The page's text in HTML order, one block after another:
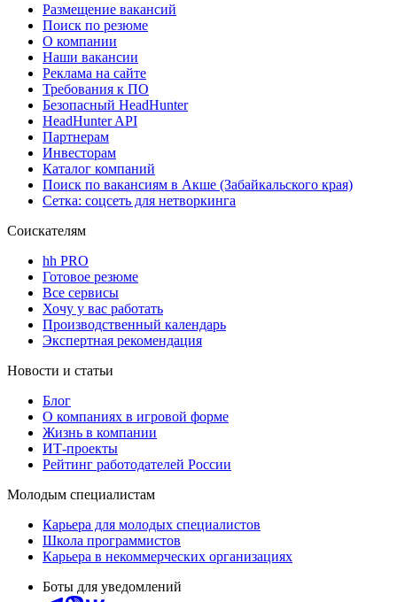
Размещение вакансий
Поиск по резюме
О компании
Наши вакансии
Реклама на сайте
Требования к ПО
Безопасный HeadHunter
HeadHunter API
Партнерам
Инвесторам
Каталог компаний
Поиск по вакансиям в Акше (Забайкальского края)
Сетка: соцсеть для нетворкинга
Соискателям
hh PRO
Готовое резюме
Все сервисы
Хочу у вас работать
Производственный календарь
Экспертная рекомендация
Новости и статьи
Блог
О компаниях в игровой форме
Жизнь в компании
ИТ-проекты
Рейтинг работодателей России
Молодым специалистам
Карьера для молодых специалистов
Школа программистов
Карьера в некоммерческих организациях
Боты для уведомлений